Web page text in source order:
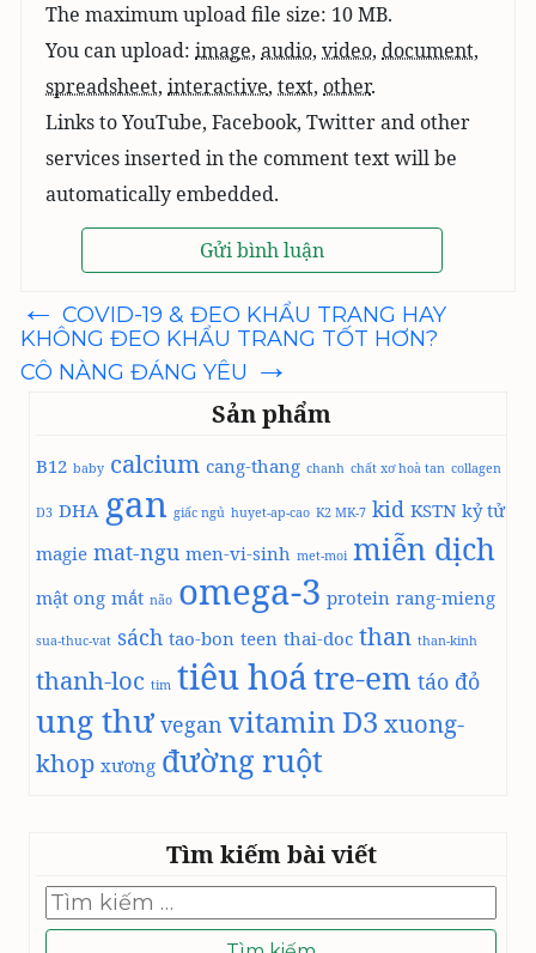
The maximum upload file size: 10 MB.
You can upload: image, audio, video, document,
spreadsheet, interactive, text, other.
Links to YouTube, Facebook, Twitter and other
services inserted in the comment text will be
automatically embedded.
Điều
hướng
bài
viết
← COVID-19 & ĐEO KHẨU TRANG HAY
KHÔNG ĐEO KHẨU TRANG TỐT HƠN?
CÔ NÀNG ĐÁNG YÊU →
Sản phẩm
B12 baby calcium cang-thang chanh chất xơ hoà tan collagen
D3 DHA gan giấc ngủ huyet-ap-cao K2 MK-7 kid KSTN kỷ tử
magie mat-ngu men-vi-sinh met-moi miễn dịch
mật ong mắt não omega-3 protein rang-mieng
sua-thuc-vat sách tao-bon teen thai-doc than than-kinh
thanh-loc tim tiêu hoátre-em táo đỏ
ung thư vegan vitamin D3 xuong-
khop xương đường ruột
Tìm kiếm bài viết
Tìm
kiếm
cho: